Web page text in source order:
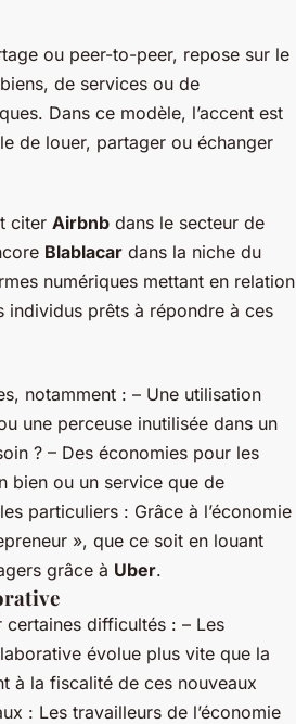
ou peer-to-peer, repose sur le
de services ou de
Dans ce modèle, l’accent est
de louer, partager ou échanger
citer Airbnb dans le secteur de
Blablacar dans la niche du
numériques mettant en relation
individus prêts à répondre à ces
notamment : – Une utilisation
une perceuse inutilisée dans un
? – Des économies pour les
bien ou un service que de
particuliers : Grâce à l’économie
», que ce soit en louant
grâce à Uber.
certaines difficultés : – Les
évolue plus vite que la
à la fiscalité de ces nouveaux
: Les travailleurs de l’économie